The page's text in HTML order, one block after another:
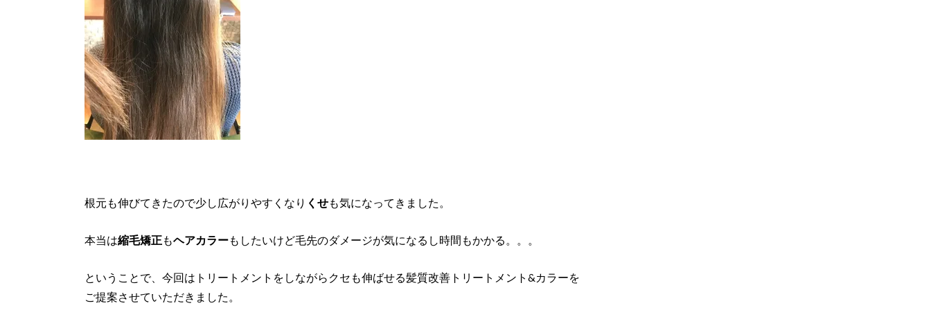
根元も伸びてきたので少し広がりやすくなり くせも気になってきました。
本当は縮毛矯正もヘアカラーもしたいけど毛先のダメージが気になるし時間もかかる。。。
ということで、今回はトリートメントをしながらクセも伸ばせる髪質改善トリートメント&カラーを
ご提案させていただきました。